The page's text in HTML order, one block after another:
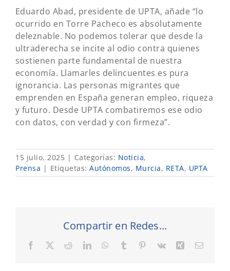
Eduardo Abad, presidente de UPTA, añade “lo
ocurrido en Torre Pacheco es absolutamente
deleznable. No podemos tolerar que desde la
ultraderecha se incite al odio contra quienes
sostienen parte fundamental de nuestra
economía. Llamarles delincuentes es pura
ignorancia. Las personas migrantes que
emprenden en España generan empleo, riqueza
y futuro. Desde UPTA combatiremos ese odio
con datos, con verdad y con firmeza”.
15 julio, 2025 | Categorías: Noticia,
Prensa | Etiquetas: Autónomos, Murcia, RETA, UPTA
Compartir en Redes...
Facebook RedditLinkedInWhatsApp
Tumblr Pinterest
Vk XingCorreo